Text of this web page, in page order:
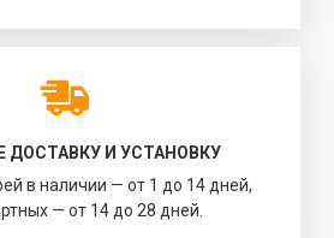
ДОСТАВКУ И УСТАНОВКУ
в наличии — от 1 до 14 дней,
— от 14 до 28 дней.